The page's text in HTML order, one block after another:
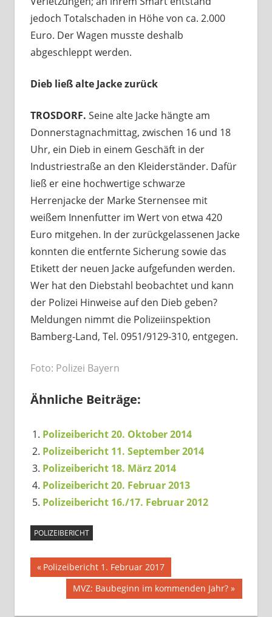
jedoch Totalschaden in Höhe von ca. 2.000
Euro. Der Wagen musste deshalb
abgeschleppt werden.
Dieb ließ alte Jacke zurück
TROSDORF. Seine alte Jacke hängte am
Donnerstagnachmittag, zwischen 16 und 18
Uhr, ein Dieb in einem Geschäft in der
Industriestraße an den Kleiderständer. Dafür
ließ er eine hochwertige schwarze
Herrenjacke der Marke Sternensee mit
weißem Innenfutter im Wert von etwa 420
Euro mitgehen. In der zurückgelassenen Jacke
konnten die entfernte Sicherung sowie das
Etikett der neuen Jacke aufgefunden werden.
Wer hat den Diebstahl beobachtet und kann
der Polizei Hinweise auf den Dieb geben?
Meldungen nimmt die Polizeiinspektion
Bamberg-Land, Tel. 0951/9129-310, entgegen.
Foto: Polizei Bayern
Ähnliche Beiträge:
Polizeibericht 20. Oktober 2014
Polizeibericht 11. September 2014
Polizeibericht 18. März 2014
Polizeibericht 20. Februar 2013
Polizeibericht 16./17. Februar 2012
POLIZEIBERICHT
Beitragsnavigation
Vorheriger
Beitrag:
Polizeibericht 1. Februar 2017
Nächster
Beitrag:
MVZ: Baubeginn im kommenden Jahr?